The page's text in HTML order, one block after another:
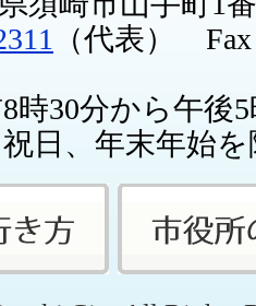
（代表） Fax
時30分から午後
祝日、年末年始